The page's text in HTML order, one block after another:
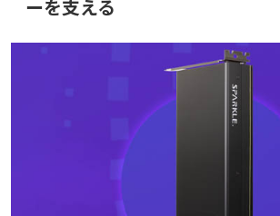
ーを支える